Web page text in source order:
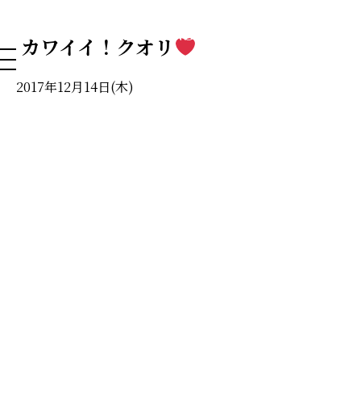
NAHA DOG GROOMING SCHOOL
カワイイ！クオリ
2017年12月14日(木)